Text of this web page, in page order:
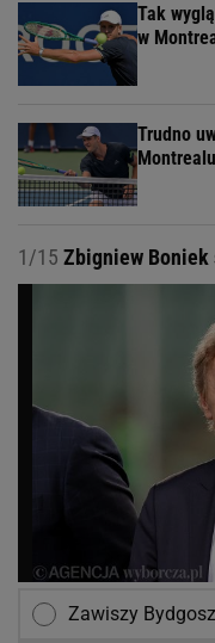
Tak
w
Trudno
1/15 Zbigniew Boniek
Zawiszy